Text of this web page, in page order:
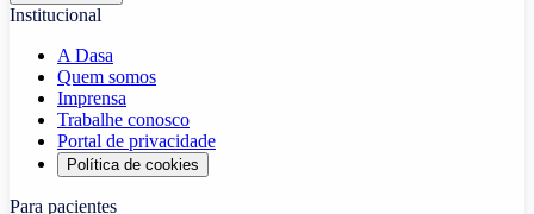
Institucional
A Dasa
Quem somos
Imprensa
Trabalhe conosco
Portal de privacidade
Política de cookies
Para pacientes